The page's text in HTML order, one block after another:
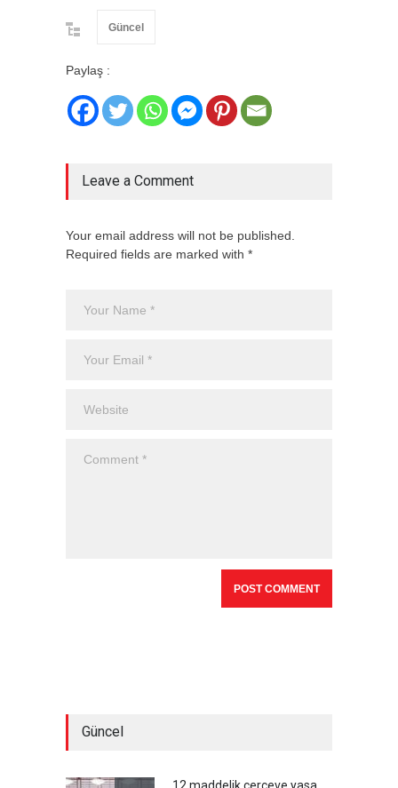
Güncel
Paylaş :
Leave a Comment
Your email address will not be published.
Required fields are marked with *
Güncel